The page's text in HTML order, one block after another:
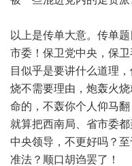
以上是传单大意。传单
市委！保卫党中央，保
目似乎是要讲什么道理
烧不需要理由，炮轰火
命的，不轰你个人仰马
就算把西南局、省市委
中央领导，不更好吗？
准法？顺口胡诌罢了！